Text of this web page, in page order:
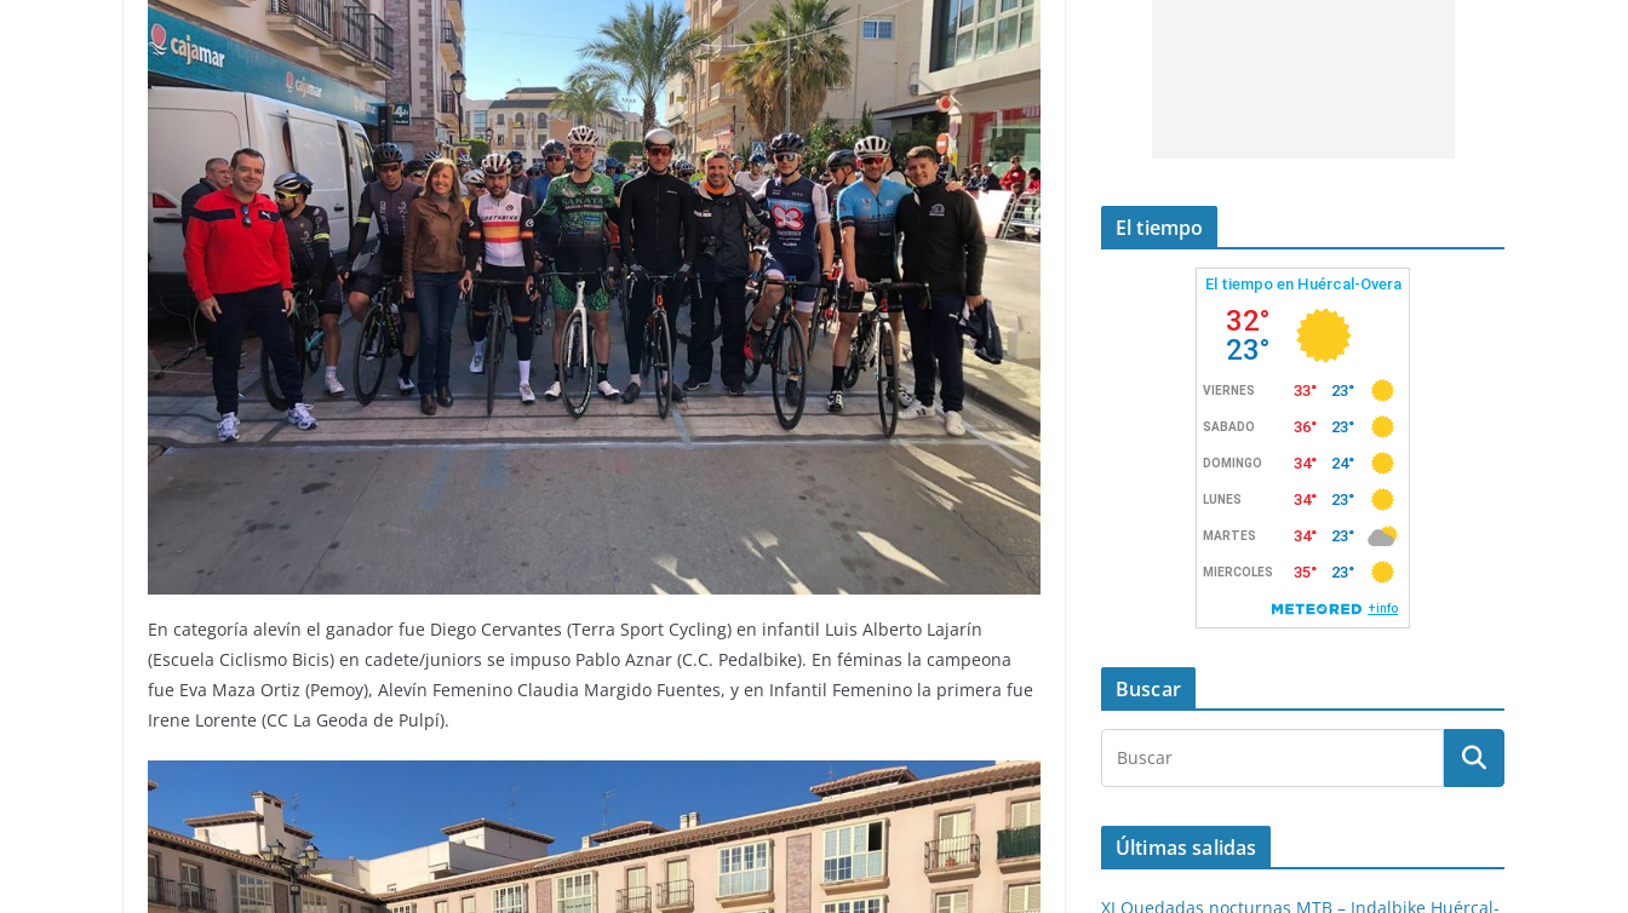
En categoría alevín el ganador fue Diego Cervantes (Terra Sport Cycling) en infantil Luis Alberto Lajarín
(Escuela Ciclismo Bicis) en cadete/juniors se impuso Pablo Aznar (C.C. Pedalbike). En féminas la campeona
fue Eva Maza Ortiz (Pemoy), Alevín Femenino Claudia Margido Fuentes, y en Infantil Femenino la primera fue
Irene Lorente (CC La Geoda de Pulpí).
El tiempo
Buscar
Últimas salidas
XI Quedadas nocturnas MTB – Indalbike Huércal-